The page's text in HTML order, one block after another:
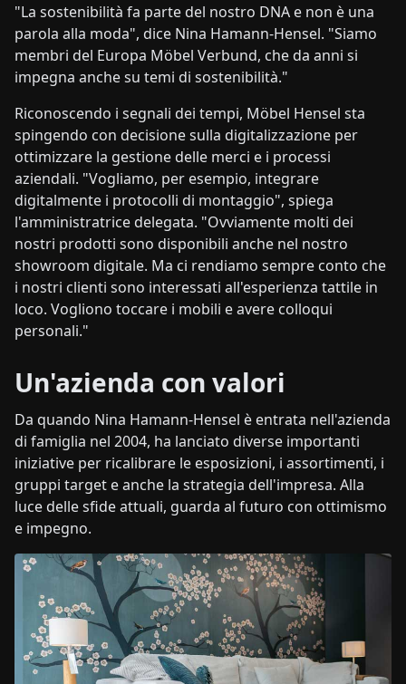
"La sostenibilità fa parte del nostro DNA e non è una
parola alla moda", dice Nina Hamann-Hensel. "Siamo
membri del Europa Möbel Verbund, che da anni si
impegna anche su temi di sostenibilità."
Riconoscendo i segnali dei tempi, Möbel Hensel sta
spingendo con decisione sulla digitalizzazione per
ottimizzare la gestione delle merci e i processi
aziendali. "Vogliamo, per esempio, integrare
digitalmente i protocolli di montaggio", spiega
l'amministratrice delegata. "Ovviamente molti dei
nostri prodotti sono disponibili anche nel nostro
showroom digitale. Ma ci rendiamo sempre conto che
i nostri clienti sono interessati all'esperienza tattile in
loco. Vogliono toccare i mobili e avere colloqui
personali."
Un'azienda con valori
Da quando Nina Hamann-Hensel è entrata nell'azienda
di famiglia nel 2004, ha lanciato diverse importanti
iniziative per ricalibrare le esposizioni, i assortimenti, i
gruppi target e anche la strategia dell'impresa. Alla
luce delle sfide attuali, guarda al futuro con ottimismo
e impegno.